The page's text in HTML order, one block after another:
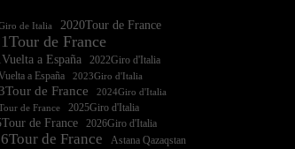
de Italia 2020Tour de France
de France
a España
2022Giro d'Italia‏
a España
2023Giro d'Italia
de France
de France
2025Giro d'Italia
de France 2026Giro d'Italia
de France Astana Qazaqstan